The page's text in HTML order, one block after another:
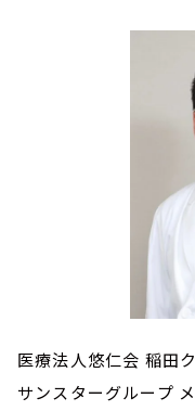
医療法人悠仁会 稲田
サンスターグループ